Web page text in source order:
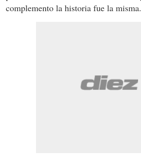
complemento la historia fue la misma.